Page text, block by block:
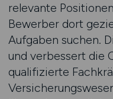
relevante
Bewerber dort
Aufgaben suchen.
und verbessert die
qualifizierte